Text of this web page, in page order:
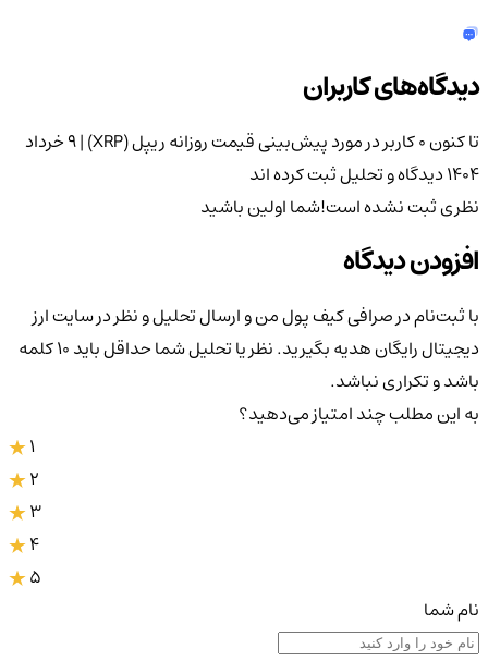
دیدگاه‌های کاربران
تا کنون 0 کاربر در مورد
پیش‌بینی قیمت روزانه ریپل (XRP) | 9 خرداد
۱۴۰۴دیدگاه و تحلیل ثبت کرده اند
نظری ثبت نشده است!شما اولین باشید
افزودن دیدگاه
با ثبت‌نام در صرافی کیف پول من و ارسال تحلیل و نظر در سایت ارز
دیجیتال رایگان هدیه بگیرید. نظر یا تحلیل شما حداقل باید ۱۰ کلمه
باشد و تکراری نباشد.
به این مطلب چند امتیاز می‌دهید؟
3
4
5
نام شما